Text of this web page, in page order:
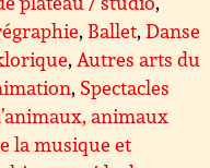
, Ballet,Danse
,Autres arts du
, Spectacles
animaux
la musique et